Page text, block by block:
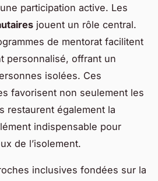
participation active. Les
jouent un rôle central.
de mentorat facilitent
personnalisé, offrant un
isolées. Ces
favorisent non seulement les
restaurent également la
indispensable pour
de l’isolement.
inclusives fondées sur la